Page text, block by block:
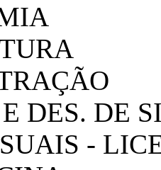
DES. DE
-